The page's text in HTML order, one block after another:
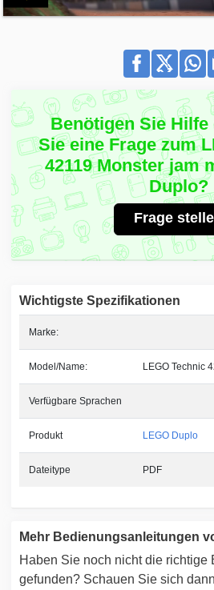
Benötigen Sie Hilfe
Sie eine Frage zum
42119 Monster jam
Duplo?
Frage
Wichtigste Spezifikationen
Marke:
Model/Name: LEGO Technic
Verfügbare Sprachen
Produkt LEGO Duplo
Dateitype PDF
Mehr Bedienungsanleitungen
Haben Sie noch nicht die richtige
gefunden? Schauen Sie sich